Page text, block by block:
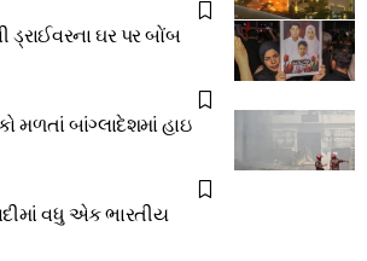
ડ્રાઈવરના ઘર પર બોંબ
મળતાં બાંગ્લાદેશમાં હાઇ
વધુ એક ભારતીય